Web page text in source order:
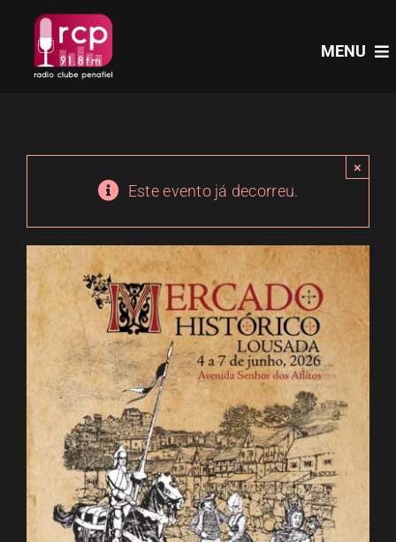
content
MENU
PROGRAMAS
PODCASTS
EVENTOS
ESPAÇO OUVINTE
A RCP
CONTACTOS
Este evento já decorreu.
×